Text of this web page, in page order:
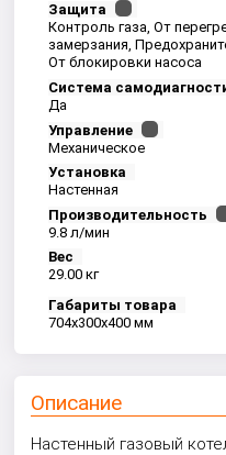
Защита
Контроль газа, От
замерзания,
От блокировки насоса
Система
Да
Управление
Механическое
Установка
Настенная
Производительность
9.8 л/мин
Вес
29.00 кг
Габариты товара
704x300x400 мм
Описание
Настенный газовый